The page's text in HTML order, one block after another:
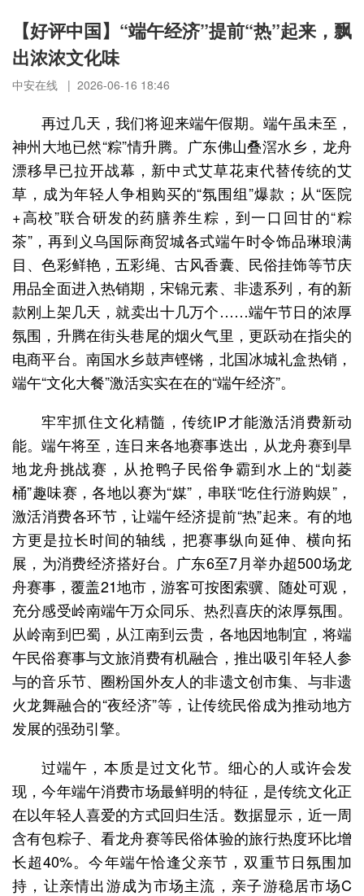
【好评中国】“端午经济”提前“热”起来，飘
出浓浓文化味
中安在线 | 2026-06-16 18:46
再过几天，我们将迎来端午假期。端午虽未至，
神州大地已然“粽”情升腾。广东佛山叠滘水乡，龙舟
漂移早已拉开战幕，新中式艾草花束代替传统的艾
草，成为年轻人争相购买的“氛围组”爆款；从“医院
+高校”联合研发的药膳养生粽，到一口回甘的“粽
茶”，再到义乌国际商贸城各式端午时令饰品琳琅满
目、色彩鲜艳，五彩绳、古风香囊、民俗挂饰等节庆
用品全面进入热销期，宋锦元素、非遗系列，有的新
款刚上架几天，就卖出十几万个……端午节日的浓厚
氛围，升腾在街头巷尾的烟火气里，更跃动在指尖的
电商平台。南国水乡鼓声铿锵，北国冰城礼盒热销，
端午“文化大餐”激活实实在在的“端午经济”。
牢牢抓住文化精髓，传统IP才能激活消费新动
能。端午将至，连日来各地赛事迭出，从龙舟赛到旱
地龙舟挑战赛，从抢鸭子民俗争霸到水上的“划菱
桶”趣味赛，各地以赛为“媒”，串联“吃住行游购娱”，
激活消费各环节，让端午经济提前“热”起来。有的地
方更是拉长时间的轴线，把赛事纵向延伸、横向拓
展，为消费经济搭好台。广东6至7月举办超500场龙
舟赛事，覆盖21地市，游客可按图索骥、随处可观，
充分感受岭南端午万众同乐、热烈喜庆的浓厚氛围。
从岭南到巴蜀，从江南到云贵，各地因地制宜，将端
午民俗赛事与文旅消费有机融合，推出吸引年轻人参
与的音乐节、圈粉国外友人的非遗文创市集、与非遗
火龙舞融合的“夜经济”等，让传统民俗成为推动地方
发展的强劲引擎。
过端午，本质是过文化节。细心的人或许会发
现，今年端午消费市场最鲜明的特征，是传统文化正
在以年轻人喜爱的方式回归生活。数据显示，近一周
含有包粽子、看龙舟赛等民俗体验的旅行热度环比增
长超40%。今年端午恰逢父亲节，双重节日氛围加
持，让亲情出游成为市场主流，亲子游稳居市场C